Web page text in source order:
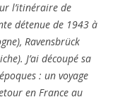
l’itinéraire de
détenue de 1943 à
Ravensbrück
J’ai découpé sa
: un voyage
en France au